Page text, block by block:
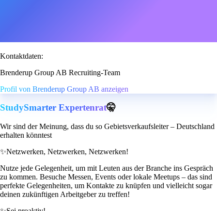
Kontaktdaten:
Brenderup Group AB Recruiting-Team
Profil von Brenderup Group AB anzeigen
StudySmarter Expertenrat🤫
Wir sind der Meinung, dass du so Gebietsverkaufsleiter – Deutschland
erhalten könntest
✨Netzwerken, Netzwerken, Netzwerken!
Nutze jede Gelegenheit, um mit Leuten aus der Branche ins Gespräch
zu kommen. Besuche Messen, Events oder lokale Meetups – das sind
perfekte Gelegenheiten, um Kontakte zu knüpfen und vielleicht sogar
deinen zukünftigen Arbeitgeber zu treffen!